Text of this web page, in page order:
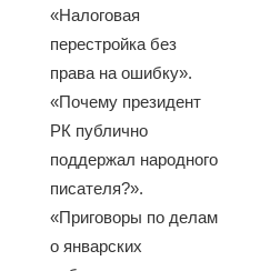
«Налоговая
перестройка без
права на ошибку».
«Почему президент
РК публично
поддержал народного
писателя?».
«Приговоры по делам
о январских